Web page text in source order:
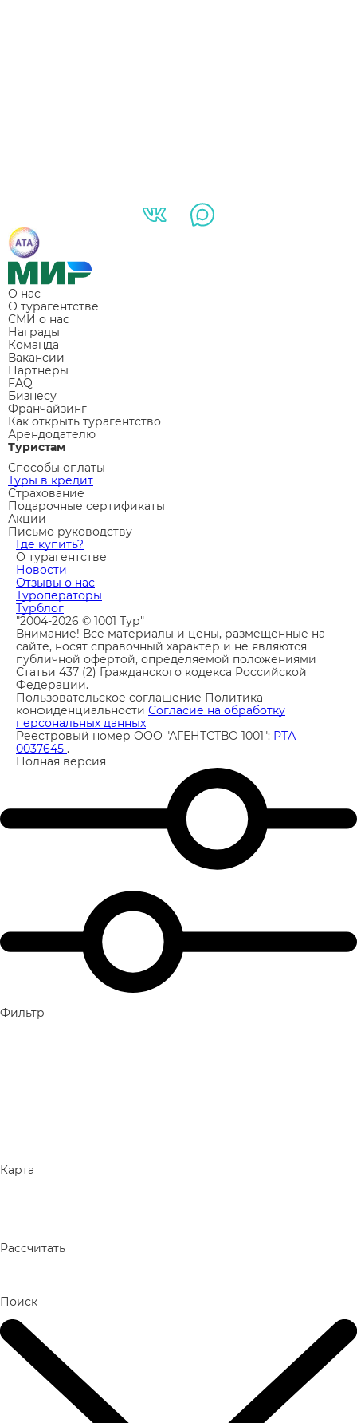
О нас
О турагентстве
СМИ о нас
Награды
Команда
Вакансии
Партнеры
FAQ
Бизнесу
Франчайзинг
Как открыть турагентство
Арендодателю
Туристам
Способы оплаты
Туры в кредит
Страхование
Подарочные сертификаты
Акции
Письмо руководству
Где купить?
О турагентстве
Новости
Отзывы о нас
Туроператоры
Турблог
"2004-2026 © 1001 Тур"
Внимание! Все материалы и цены, размещенные на
сайте, носят справочный характер и не являются
публичной офертой, определяемой положениями
Статьи 437 (2) Гражданского кодекса Российской
Федерации.
Пользовательское соглашение Политика
конфиденциальности Согласие на обработку
персональных данных
Реестровый номер ООО "АГЕНТСТВО 1001": РТА
0037645 .
Полная версия
Фильтр
Карта
Рассчитать
Поиск